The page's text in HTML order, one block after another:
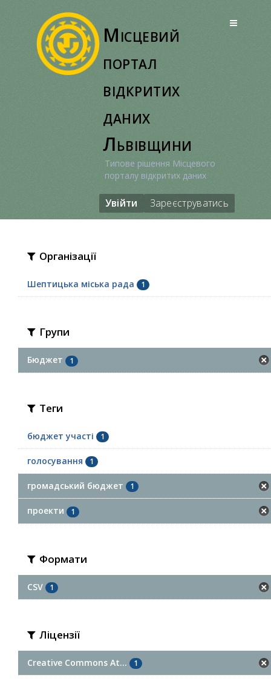
Місцевий
портал
відкритих
даних
Львівщини
Типове рішення Місцевого
порталу відкритих даних
Увійти Зареєструватись
Організації
Шептицька міська рада 1
Групи
Бюджет 1
Теги
бюджет участі 1
голосування 1
громадський бюджет 1
проекти 1
Формати
CSV 1
Ліцензії
Creative Commons At... 1